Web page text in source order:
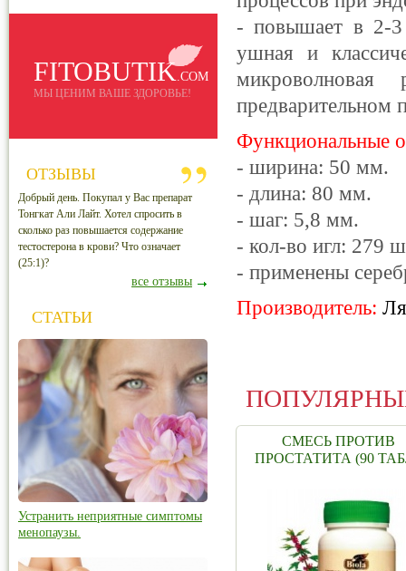
- повышает в 2-3
ушная и
предварительном
Функциональные
- ширина: 50 мм.
- длина: 80 мм.
- шаг: 5,8 мм.
- кол-во игл: 279
- применены
Производитель:
СМЕСЬ ПРОТИВ
ПРОСТАТИТА (90
FITOBUTIK.COM
МЫ ЦЕНИМ ВАШЕ ЗДОРОВЬЕ!
ОТЗЫВЫ
Добрый день. Покупал у Вас препарат
Тонгкат Али Лайт. Хотел спросить в
сколько раз повышается содержание
тестостерона в крови? Что означает
(25:1)?
все отзывы
СТАТЬИ
Устранить неприятные симптомы
менопаузы.